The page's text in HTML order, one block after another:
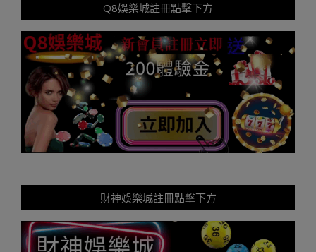
Q8娛樂城註冊點擊下方
財神娛樂城註冊點擊下方